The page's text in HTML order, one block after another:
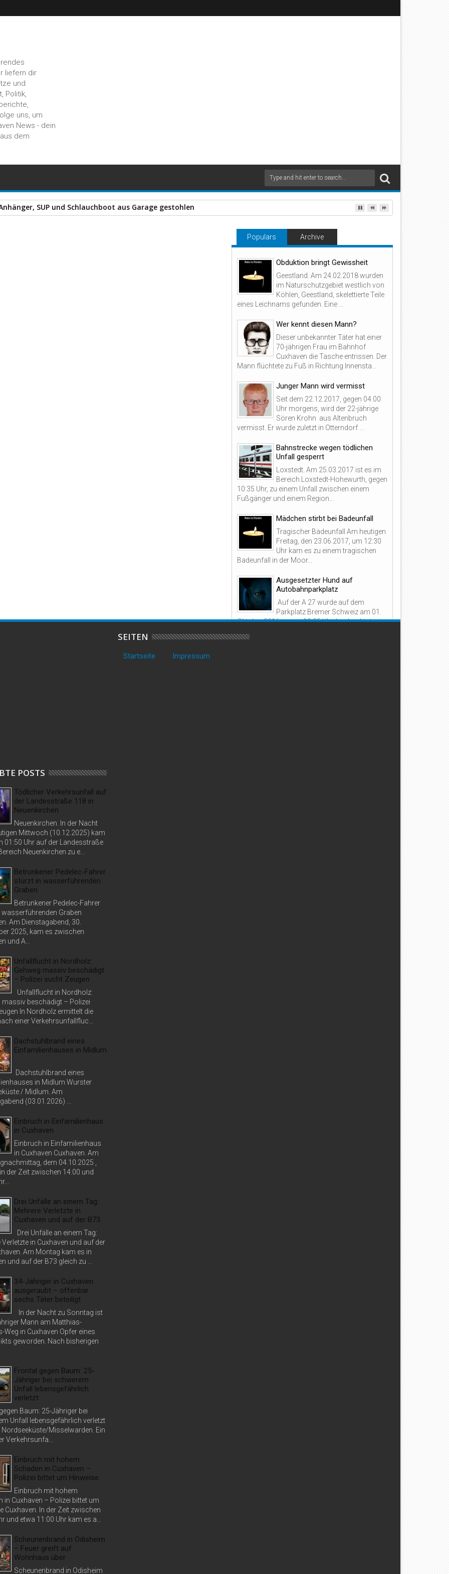
liefern dir
und
Politik,
uns, um
News - dein
dem
SUP und Schlauchboot aus Garage gestohlen
03
Mar
2026
🔴 EINBRUCH IN FERIENHAUS
16
Populars Archive
Obduktion bringt Gewissheit
Geestland. Am 24.02.2018 wurden
im Naturschutzgebiet westlich von
Köhlen, Geestland, skelettierte Teile
eines Leichnams gefunden. Eine ...
Wer kennt diesen Mann?
Dieser unbekannter Täter hat einer
70-jährigen Frau im Bahnhof
Cuxhaven die Tasche entrissen. Der
Mann flüchtete zu Fuß in Richtung Innensta...
Junger Mann wird vermisst
Seit dem 22.12.2017, gegen 04.00
Uhr morgens, wird der 22-jährige
Sören Krohn aus Altenbruch
vermisst. Er wurde zuletzt in Otterndorf ...
Bahnstrecke wegen tödlichen
Unfall gesperrt
Loxstedt. Am 25.03.2017 ist es im
Bereich Loxstedt-Hohewurth, gegen
10:35 Uhr, zu einem Unfall zwischen einem
Fußgänger und einem Region...
Mädchen stirbt bei Badeunfall
Tragischer Badeunfall Am heutigen
Freitag, den 23.06.2017, um 12:30
Uhr kam es zu einem tragischen
Badeunfall in der Moor...
Ausgesetzter Hund auf
Autobahnparkplatz
Auf der A 27 wurde auf dem
Parkplatz Bremer Schweiz am 01.
Oktober 2016, gegen 00.25 Uhr, beobachtet, wie
POSTS
Tödlicher Verkehrsunfall auf
der Landesstraße 118 in
Neuenkirchen
Neuenkirchen. In der Nacht
Mittwoch (10.12.2025) kam
01:50 Uhr auf der Landesstraße
Neuenkirchen zu e...
Betrunkener Pedelec-Fahrer
stürzt in wasserführenden
Graben
Betrunkener Pedelec-Fahrer
wasserführenden Graben
Am Dienstagabend, 30.
2025, kam es zwischen
und A...
Unfallflucht in Nordholz:
Gehweg massiv beschädigt
– Polizei sucht Zeugen
Unfallflucht in Nordholz:
massiv beschädigt – Polizei
In Nordholz ermittelt die
einer Verkehrsunfallfluc...
Dachstuhlbrand eines
Einfamilienhauses in Midlum
Dachstuhlbrand eines
in Midlum Wurster
/ Midlum. Am
(03.01.2026) ...
Einbruch in Einfamilienhaus
in Cuxhaven
Einbruch in Einfamilienhaus
in Cuxhaven Cuxhaven. Am
dem 04.10.2025 ,
der Zeit zwischen 14:00 und
Drei Unfälle an einem Tag:
Mehrere Verletzte in
Cuxhaven und auf der B73
Drei Unfälle an einem Tag:
Verletzte in Cuxhaven und auf der
Am Montag kam es in
und auf der B73 gleich zu ...
34-Jähriger in Cuxhaven
ausgeraubt – offenbar
sechs Täter beteiligt
In der Nacht zu Sonntag ist
Mann am Matthias-
Weg in Cuxhaven Opfer eines
geworden. Nach bisherigen
Frontal gegen Baum: 25-
Jähriger bei schwerem
Unfall lebensgefährlich
verletzt
Baum: 25-Jähriger bei
Unfall lebensgefährlich verletzt
Misselwarden. Ein
Verkehrsunfa...
Einbruch mit hohem
Schaden in Cuxhaven –
Polizei bittet um Hinweise
Einbruch mit hohem
in Cuxhaven – Polizei bittet um
Cuxhaven. In der Zeit zwischen
und etwa 11:00 Uhr kam es a...
Scheunenbrand in Odisheim
– Feuer greift auf
Wohnhaus über
Scheunenbrand in Odisheim
SEITEN
Startseite Impressum